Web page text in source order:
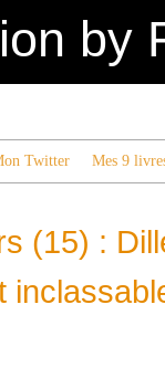
by
Twitter Mes 9
(15) :